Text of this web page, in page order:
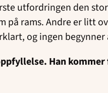
utfordringen den
rams. Andre er litt
og ingen
Han